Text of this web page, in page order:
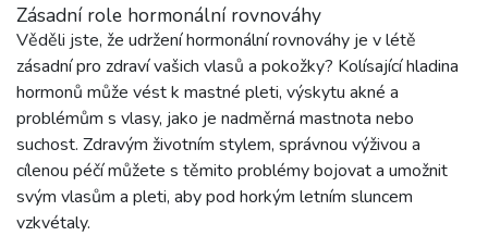
Zásadní role hormonální rovnováhy
Věděli jste, že udržení hormonální rovnováhy je v létě
zásadní pro zdraví vašich vlasů a pokožky? Kolísající hladina
hormonů může vést k mastné pleti, výskytu akné a
problémům s vlasy, jako je nadměrná mastnota nebo
suchost. Zdravým životním stylem, správnou výživou a
cílenou péčí můžete s těmito problémy bojovat a umožnit
svým vlasům a pleti, aby pod horkým letním sluncem
vzkvétaly.